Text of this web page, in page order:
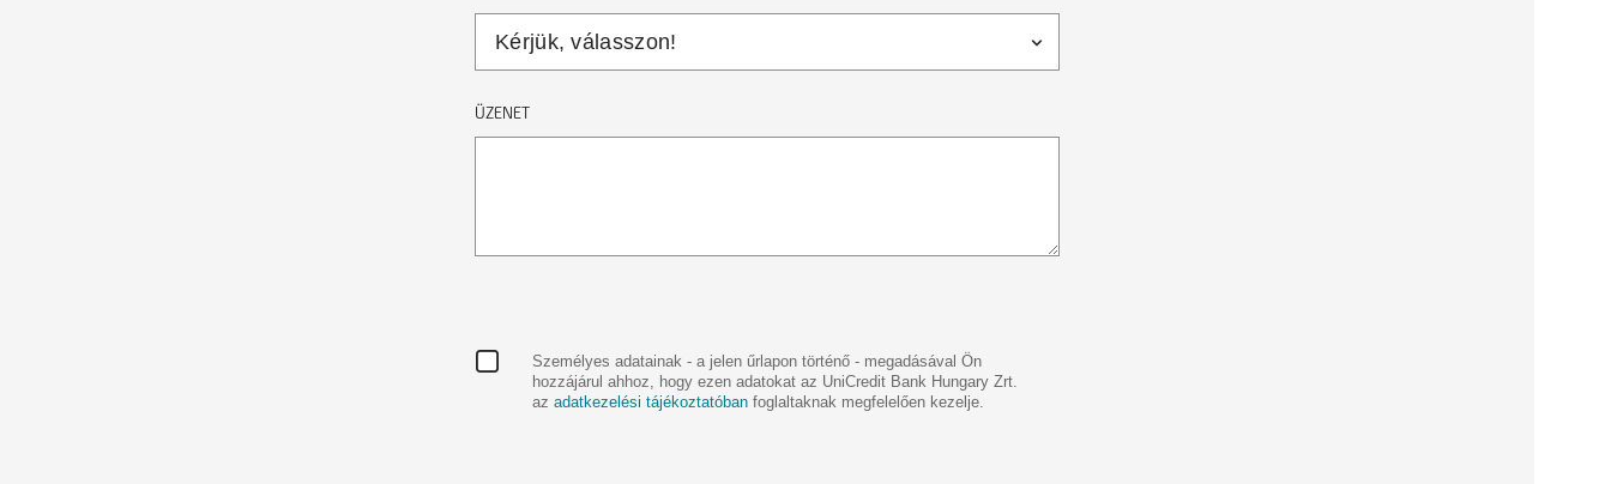
ÜZENET
Személyes adatainak - a jelen űrlapon történő - megadásával Ön
hozzájárul ahhoz, hogy ezen adatokat az UniCredit Bank Hungary Zrt.
az adatkezelési tájékoztatóban foglaltaknak megfelelően kezelje.